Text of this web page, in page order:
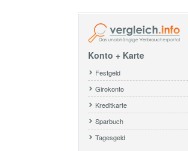
Konto + Karte
Festgeld
Girokonto
Kreditkarte
Sparbuch
Tagesgeld